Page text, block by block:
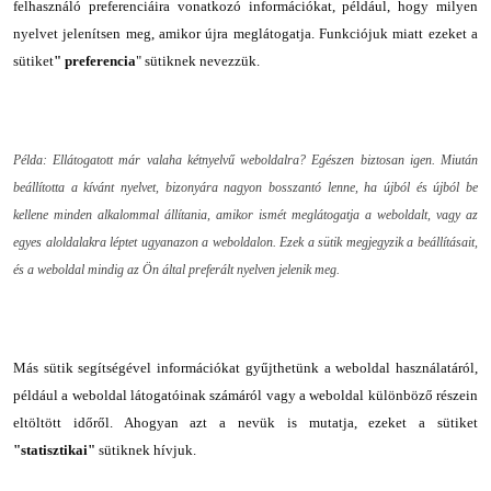
felhasználó preferenciáira vonatkozó információkat, például, hogy milyen
nyelvet jelenítsen meg, amikor újra meglátogatja. Funkciójuk miatt ezeket a
sütiket" preferencia" sütiknek nevezzük.
Példa: Ellátogatott már valaha kétnyelvű weboldalra? Egészen biztosan igen. Miután
beállította a kívánt nyelvet, bizonyára nagyon bosszantó lenne, ha újból és újból be
kellene minden alkalommal állítania, amikor ismét meglátogatja a weboldalt, vagy az
egyes aloldalakra léptet ugyanazon a weboldalon. Ezek a sütik megjegyzik a beállításait,
és a weboldal mindig az Ön által preferált nyelven jelenik meg.
Más sütik segítségével információkat gyűjthetünk a weboldal használatáról,
például a weboldal látogatóinak számáról vagy a weboldal különböző részein
eltöltött időről. Ahogyan azt a nevük is mutatja, ezeket a sütiket
"statisztikai" sütiknek hívjuk.